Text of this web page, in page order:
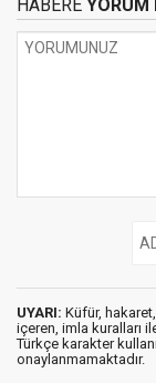
HABERE YORUM
UYARI: Küfür,
içeren, imla kuralları
Türkçe karakter
onaylanmamaktadır.